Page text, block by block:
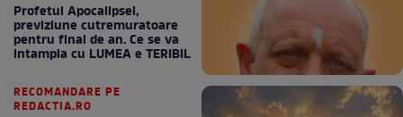
Profetul Apocalipsei,
previziune cutremuratoare
pentru final de an. Ce se va
intampla cu LUMEA e TERIBIL
RECOMANDARE PE
REDACTIA.RO